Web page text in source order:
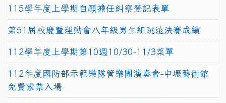
115學年度上學期自願擔任糾察登記表單
第51屆校慶暨運動會八年級男生組跳遠決賽成績
112學年度上學期第10週10/30-11/3菜單
112年度國防部示範樂隊管樂團演奏會-中壢藝術館
免費索票入場